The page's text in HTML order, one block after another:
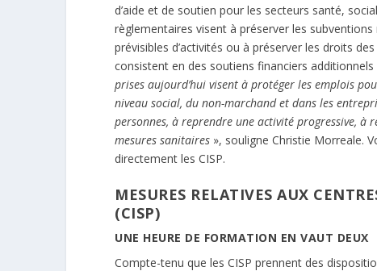
d’aide et de soutien pour les secteurs santé,
règlementaires visent à préserver les
prévisibles d’activités ou à préserver les droits
consistent en des soutiens financiers
prises aujourd’hui visent à protéger les emplois
niveau social, du non-marchand et dans les
personnes, à reprendre une activité progressive, à
mesures sanitaires », souligne Christie Morreale.
directement les CISP.
MESURES RELATIVES AUX
(CISP)
UNE HEURE DE FORMATION EN VAUT DEUX
Compte-tenu que les CISP prennent des